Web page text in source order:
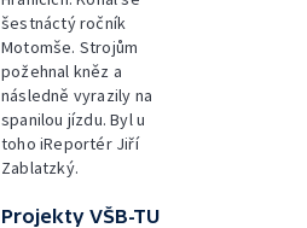
šestnáctý ročník
Motomše. Strojům
požehnal kněz a
následně vyrazily na
spanilou jízdu. Byl u
toho iReportér Jiří
Zablatzký.
Projekty VŠB-TU